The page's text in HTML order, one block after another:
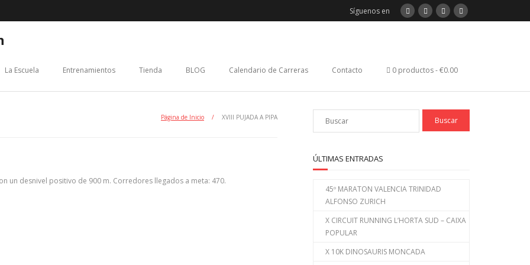
Síguenos en
La Escuela Entrenamientos Tienda BLOG Calendario de Carreras Contacto 0 productos €0.00
Página de Inicio / XVIII PUJADA A PIPA
un desnivel positivo de 900 m. Corredores llegados a meta: 470.
ÚLTIMAS ENTRADAS
45º MARATON VALENCIA TRINIDAD
ALFONSO ZURICH
X CIRCUIT RUNNING L’HORTA SUD – CAIXA
POPULAR
X 10K DINOSAURIS MONCADA